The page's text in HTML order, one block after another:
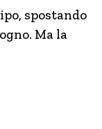
spostando
Ma la